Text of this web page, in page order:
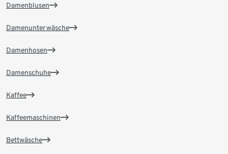
Damenblusen
Damenunterwäsche
Damenhosen
Damenschuhe
Kaffee
Kaffeemaschinen
Bettwäsche